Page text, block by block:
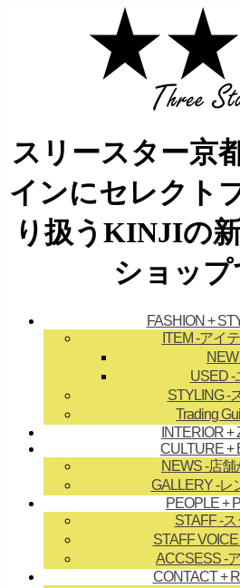
スリースター京
インにセレクト
り扱うKINJIの
ショッ
FASHION +
ITEM -アイ
NEW
USED-
STYLING-
Trading
INTERIOR +
CULTURE +
NEWS-店舗
GALLERY-レ
PEOPLE +
STAFF-ス
STAFF VOICE
ACCSESS-
CONTACT +